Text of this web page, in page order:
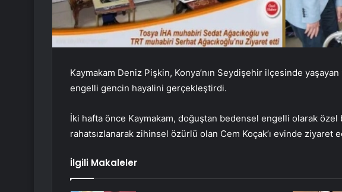
Kaymakam Deniz Pişkin, Konya’nın Seydişehir ilçesinde
engelli gencin hayalini gerçekleştirdi.
İki hafta önce Kaymakam, doğuştan bedensel engelli olarak
rahatsızlanarak zihinsel özürlü olan Cem Koçak’ı evinde ziyaret
İlgili Makaleler